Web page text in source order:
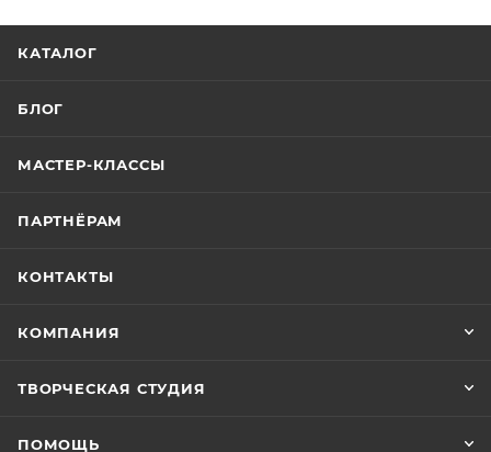
КАТАЛОГ
БЛОГ
МАСТЕР-КЛАССЫ
ПАРТНЁРАМ
КОНТАКТЫ
КОМПАНИЯ
ТВОРЧЕСКАЯ СТУДИЯ
ПОМОЩЬ